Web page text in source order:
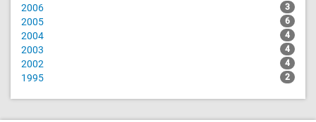
2006 3
2005 6
2004 4
2003 4
2002 4
1995 2